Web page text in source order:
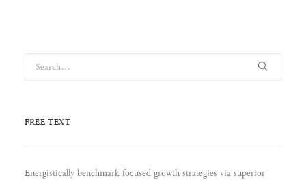
FREE TEXT
Energistically benchmark focused growth strategies via superior